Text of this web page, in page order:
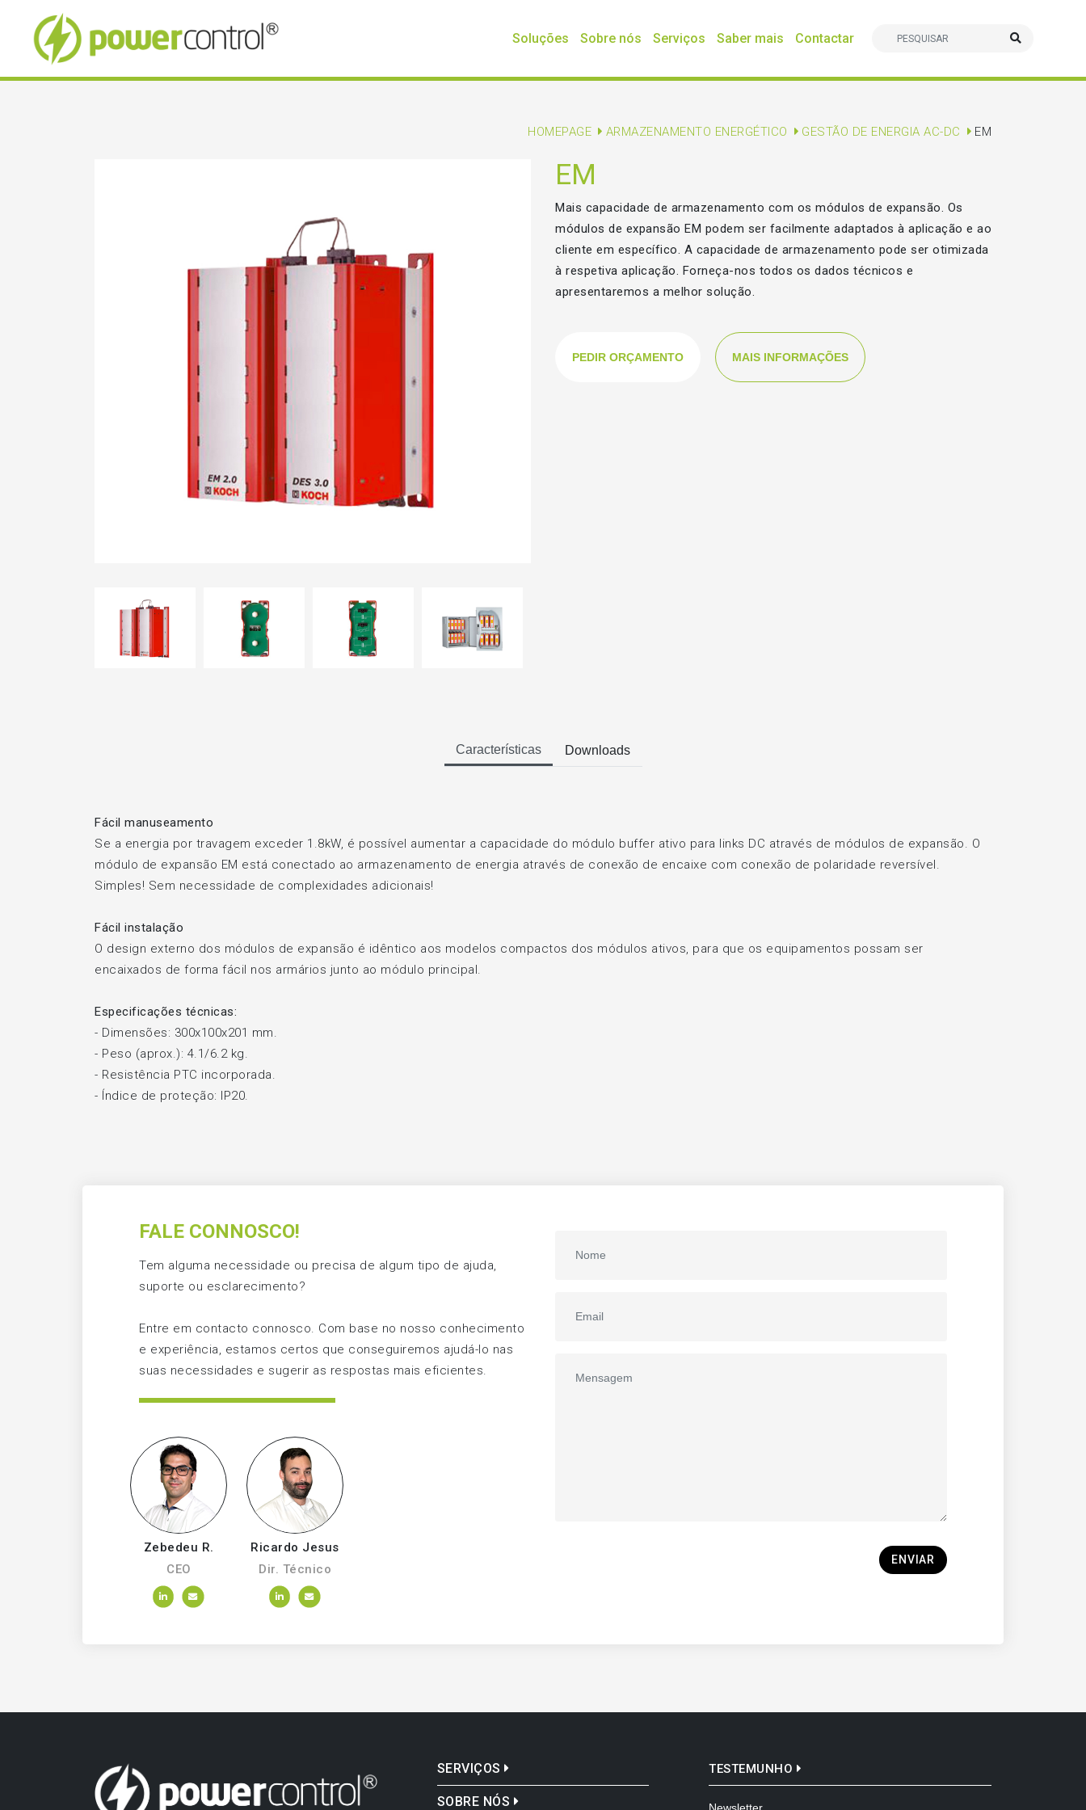
Soluções Sobre nós Serviços Saber mais Contactar
HOMEPAGE ARMAZENAMENTO ENERGÉTICO GESTÃO DE ENERGIA AC-DC EM
EM
Mais capacidade de armazenamento com os módulos de expansão. Os
módulos de expansão EM podem ser facilmente adaptados à aplicação e ao
cliente em específico. A capacidade de armazenamento pode ser otimizada
à respetiva aplicação. Forneça-nos todos os dados técnicos e
apresentaremos a melhor solução.
PEDIR ORÇAMENTO MAIS INFORMAÇÕES
Características Downloads
Fácil manuseamento
Se a energia por travagem exceder 1.8kW, é possível aumentar a capacidade do módulo buffer ativo para links DC através de módulos de expansão. O
módulo de expansão EM está conectado ao armazenamento de energia através de conexão de encaixe com conexão de polaridade reversível.
Simples! Sem necessidade de complexidades adicionais!
Fácil instalação
O design externo dos módulos de expansão é idêntico aos modelos compactos dos módulos ativos, para que os equipamentos possam ser
encaixados de forma fácil nos armários junto ao módulo principal.
Especificações técnicas:
- Dimensões: 300x100x201 mm.
- Peso (aprox.): 4.1/6.2 kg.
- Resistência PTC incorporada.
- Índice de proteção: IP20.
FALE CONNOSCO!
Tem alguma necessidade ou precisa de algum tipo de ajuda,
suporte ou esclarecimento?
Entre em contacto connosco. Com base no nosso conhecimento
e experiência, estamos certos que conseguiremos ajudá-lo nas
suas necessidades e sugerir as respostas mais eficientes.
Zebedeu R.
CEO
Ricardo Jesus
Dir. Técnico
ENVIAR
SERVIÇOS
SOBRE NÓS
TESTEMUNHO